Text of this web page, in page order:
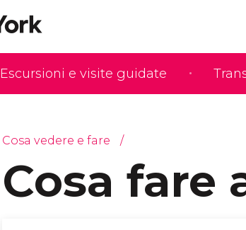
Escursioni e visite guidate
Cosa vedere e fare
Cosa fare